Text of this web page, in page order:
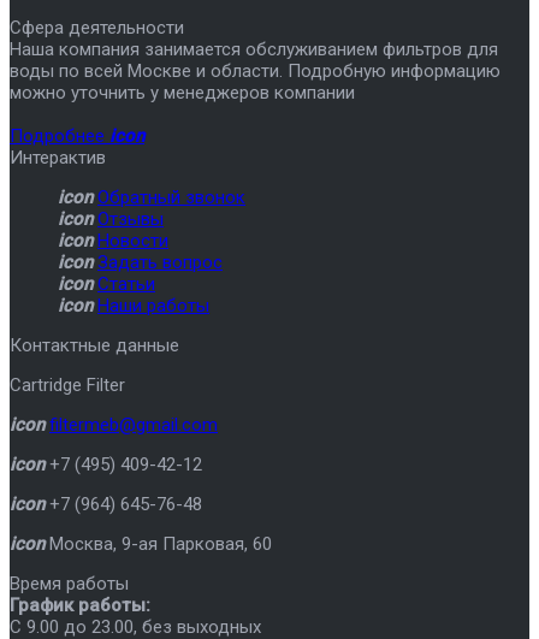
Сфера деятельности
Наша компания занимается обслуживанием фильтров для
воды по всей Москве и области. Подробную информацию
можно уточнить у менеджеров компании
Подробнее icon
Интерактив
icon Обратный звонок
icon Отзывы
icon Новости
icon Задать вопрос
icon Статьи
icon Наши работы
Контактные данные
Cartridge Filter
icon filtermeb@gmail.com
icon +7 (495) 409-42-12
icon +7 (964) 645-76-48
icon Москва, 9-ая Парковая, 60
Время работы
График работы:
C 9.00 до 23.00, без выходных